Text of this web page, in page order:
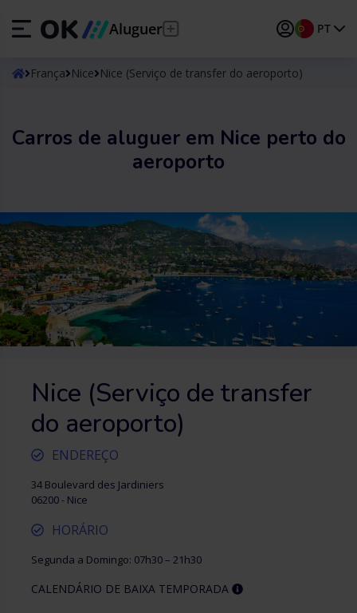
Aluguer PT
ESEspañol
DEDeutsch
PTPortuguês
TRTürkçe
França Nice Nice (Serviço de transfer do aeroporto)
Carros de aluguer em Nice perto do
aeroporto
Nice (Serviço de transfer
do aeroporto)
ENDEREÇO
34 Boulevard des Jardiniers
06200 - Nice
HORÁRIO
Segunda a Domingo: 07h30 – 21h30
CALENDÁRIO DE BAIXA TEMPORADA